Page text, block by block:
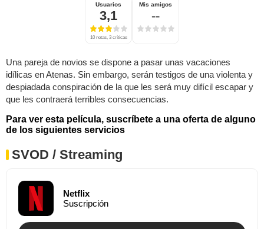
Usuarios
3,1
10 notas, 3 críticas
Mis amigos
--
Una pareja de novios se dispone a pasar unas vacaciones
idílicas en Atenas. Sin embargo, serán testigos de una violenta y
despiadada conspiración de la que les será muy difícil escapar y
que les contraerá terribles consecuencias.
Para ver esta película, suscríbete a una oferta de alguno
de los siguientes servicios
SVOD / Streaming
Netflix
Suscripción